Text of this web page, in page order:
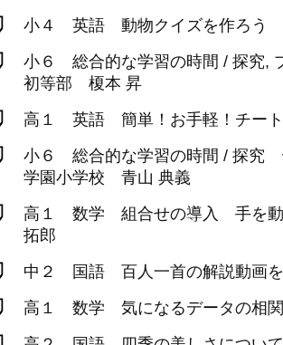
小４ 英語 動物クイズを作ろう
小６ 総合的な学習の時間 / 探究,
初等部 榎本 昇
高１ 英語 簡単！お手軽！チート
小６ 総合的な学習の時間 / 探究
学園小学校 青山 典義
高１ 数学 組合せの導入 手を動
拓郎
中２ 国語 百人一首の解説動画
高１ 数学 気になるデータの相関